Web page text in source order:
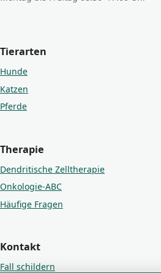
Tierarten
Hunde
Katzen
Pferde
Therapie
Dendritische Zelltherapie
Onkologie-ABC
Häufige Fragen
Kontakt
Fall schildern